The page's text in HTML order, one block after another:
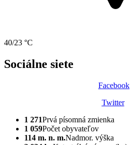
40/23 °C
Sociálne siete
Facebook
Twitter
1 271Prvá písomná zmienka
1 059Počet obyvateľov
114 m. n. m.Nadmor. výška